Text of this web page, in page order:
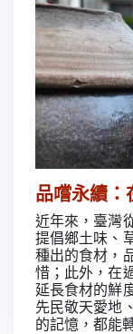
品嚐永續：
近年來，臺灣
提倡鄉土味、
種出的食材，
惜；此外，在
延長食材的鮮
先民敬天愛地
的記憶，都能